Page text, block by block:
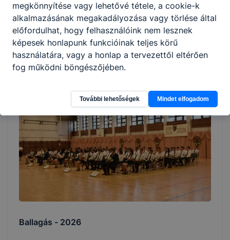
Mély fájdalommal búcsúzunk Dózsa Györgynétől, a
nyírbátori Bethlen Gábor Szakképző Iskola egykori
igazgatójától, intézményünk meghatározó
személyiségétől.
2026. jún. 21. admin
Ballagás - 2026
megkönnyítése vagy lehetővé tétele, a cookie-k
alkalmazásának megakadályozása vagy törlése által
előfordulhat, hogy felhasználóink nem lesznek
képesek honlapunk funkcióinak teljes körű
használatára, vagy a honlap a tervezettől eltérően
fog működni böngészőjében.
További lehetőségek Mindet elfogadom